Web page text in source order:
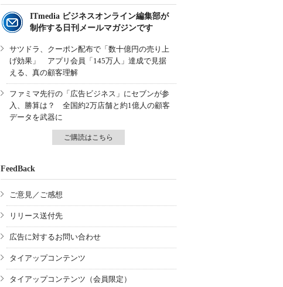
ITmedia ビジネスオンライン編集部が
制作する日刊メールマガジンです
サツドラ、クーポン配布で「数十億円の売り上
げ効果」 アプリ会員「145万人」達成で見据
える、真の顧客理解
ファミマ先行の「広告ビジネス」にセブンが参
入、勝算は？ 全国約2万店舗と約1億人の顧客
データを武器に
ご購読はこちら
FeedBack
ご意見／ご感想
リリース送付先
広告に対するお問い合わせ
タイアップコンテンツ
タイアップコンテンツ（会員限定）